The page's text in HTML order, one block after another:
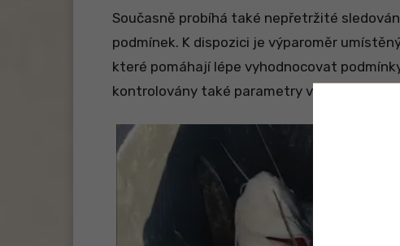
Současně probíhá také nepřetržité
podmínek. K dispozici je výparoměr
které pomáhají lépe vyhodnocovat
kontrolovány také parametry vody v řece